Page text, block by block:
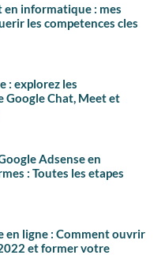
en informatique : mes
les competences cles
: explorez les
Chat, Meet et
Adsense en
: Toutes les etapes
en ligne : Comment ouvrir
et former votre